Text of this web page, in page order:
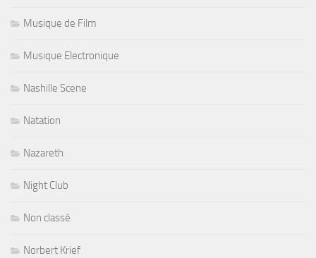
Musique de Film
Musique Electronique
Nashille Scene
Natation
Nazareth
Night Club
Non classé
Norbert Krief